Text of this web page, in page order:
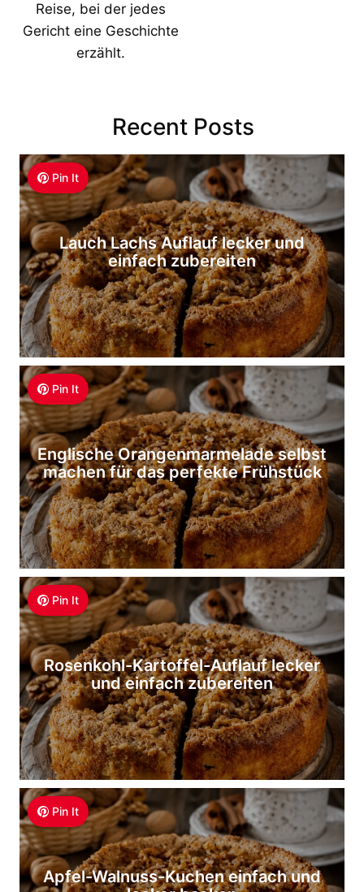
Reise, bei der jedes
Gericht eine Geschichte
erzählt.
Recent Posts
Pin It
Lauch Lachs Auflauf lecker und
einfach zubereiten
Pin It
Englische Orangenmarmelade selbst
machen für das perfekte Frühstück
Pin It
Rosenkohl-Kartoffel-Auflauf lecker
und einfach zubereiten
Pin It
Apfel-Walnuss-Kuchen einfach und